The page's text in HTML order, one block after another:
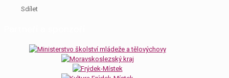
Sdílet